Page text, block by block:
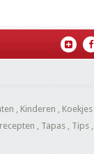
, Kinderen , Koekjes
, Tapas , Tips ,